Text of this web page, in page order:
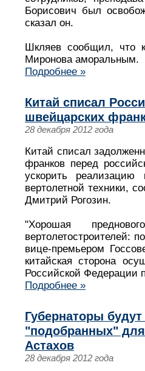
Борисович был
сказал он.
Шкляев сообщил, что
Миронова аморальным.
Подробнее »
Китай списал
швейцарских
28 декабря 2012 года
Китай списал
франков перед
ускорить реализацию
вертолетной техники,
Дмитрий Рогозин.
"Хорошая
вертолетостроителей:
вице-премьером
китайская сторона
Российской Федерации
Подробнее »
Губернаторы
"подобранных"
Астахов
28 декабря 2012 года